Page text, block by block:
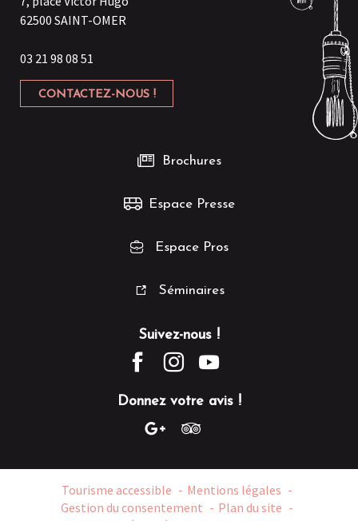
62500 SAINT-OMER
03 21 98 08 51
CONTACTEZ-NOUS !
Suivez-nous !
Donnez votre avis !
Brochures
Espace Presse
Espace Pros
Séminaires
Tourisme accessible
Mentions légales
Gestion du consentement
Plan du site